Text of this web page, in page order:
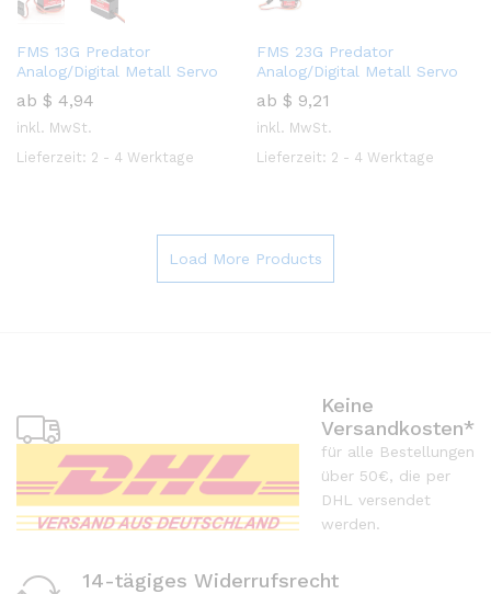
FMS 13G Predator
Analog/Digital Metall Servo
ab $ 4,94
inkl. MwSt.
Lieferzeit: 2 - 4 Werktage
FMS 23G Predator
Analog/Digital Metall Servo
ab $ 9,21
inkl. MwSt.
Lieferzeit: 2 - 4 Werktage
Load More Products
Keine
Versandkosten*
für alle Bestellungen
über 50€, die per
DHL versendet
werden.
14-tägiges Widerrufsrecht